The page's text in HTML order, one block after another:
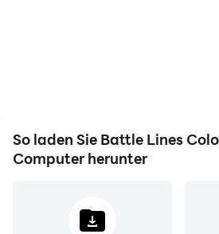
So laden Sie Battle Lines
Computer herunter